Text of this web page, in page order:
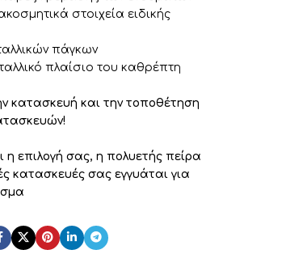
στοιχεία ειδικής
πάγκων
πλαίσιο του καθρέπτη
κατασκευή και την τοποθέτηση
η επιλογή σας, η πολυετής πείρα
κατασκευές σας εγγυάται για